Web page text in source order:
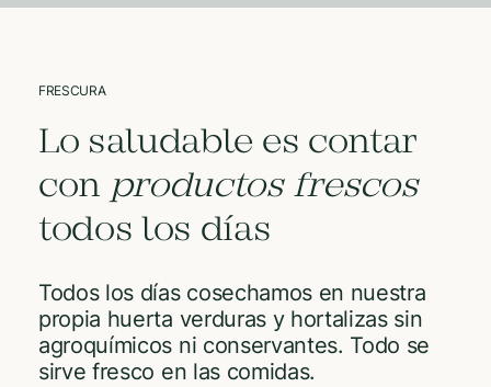
FRESCURA
Lo saludable es contar
con productos frescos
todos los días
Todos los días cosechamos en nuestra
propia huerta verduras y hortalizas sin
agroquímicos ni conservantes. Todo se
sirve fresco en las comidas.